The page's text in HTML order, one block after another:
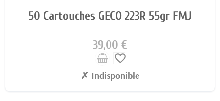
50 Cartouches GECO 223R 55gr FMJ
39,00 €
favorite_border
✗ Indisponible